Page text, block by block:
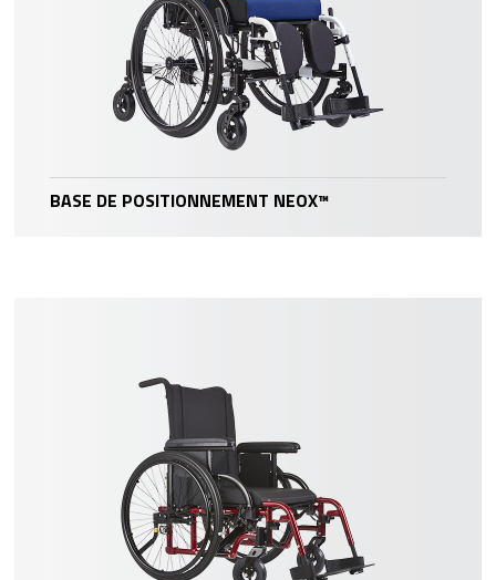
BASE DE POSITIONNEMENT NEOX™